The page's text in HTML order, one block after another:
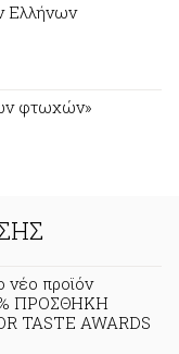
Ελλήνων
φτωχών»
νέο προϊόν
ΠΡΟΣΘΗΚΗ
TASTE AWARDS